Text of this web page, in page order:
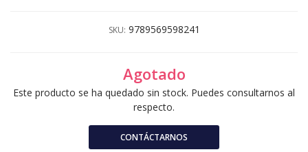
SKU: 9789569598241
Agotado
Este producto se ha quedado sin stock. Puedes consultarnos al
respecto.
CONTÁCTARNOS